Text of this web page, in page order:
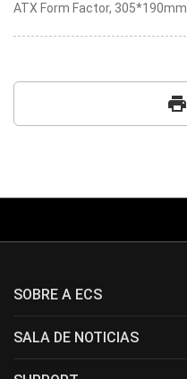
ATX Form Factor, 305*190mm
print
SOBRE A ECS
SALA DE NOTICIAS